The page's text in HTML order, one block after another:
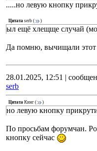
.....но левую кнопку
Цитата serb ( )
ыл ещё хлещще случай
Да помню, вычищали этот
28.01.2025, 12:51 |
serb
Цитата Кинг ( )
но левую кнопку
По просьбам форумчан.
кнопку сейчас